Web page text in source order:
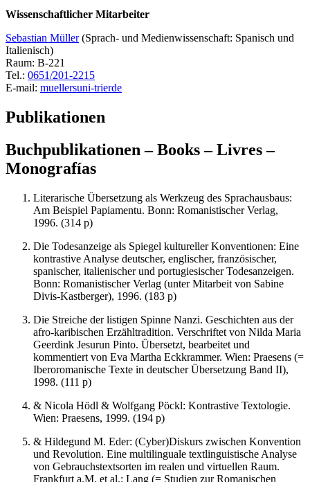
Wissenschaftlicher Mitarbeiter
Sebastian Müller(Sprach- und Medienwissenschaft: Spanisch und
Italienisch)
Raum: B-221
Tel.: 0651/201-2215
E-mail: muellersuni-trierde
Publikationen
Buchpublikationen – Books – Livres –
Monografías
Literarische Übersetzung als Werkzeug des Sprachausbaus:
Am Beispiel Papiamentu. Bonn: Romanistischer Verlag,
1996. (314 p)
Die Todesanzeige als Spiegel kultureller Konventionen: Eine
kontrastive Analyse deutscher, englischer, französischer,
spanischer, italienischer und portugiesischer Todesanzeigen.
Bonn: Romanistischer Verlag (unter Mitarbeit von Sabine
Divis-Kastberger), 1996. (183 p)
Die Streiche der listigen Spinne Nanzi. Geschichten aus der
afro-karibischen Erzähltradition. Verschriftet von Nilda Maria
Geerdink Jesurun Pinto. Übersetzt, bearbeitet und
kommentiert von Eva Martha Eckkrammer. Wien: Praesens (=
Iberoromanische Texte in deutscher Übersetzung Band II),
1998. (111 p)
& Nicola Hödl & Wolfgang Pöckl: Kontrastive Textologie.
Wien: Praesens, 1999. (194 p)
& Hildegund M. Eder: (Cyber)Diskurs zwischen Konvention
und Revolution. Eine multilinguale textlinguistische Analyse
von Gebrauchstextsorten im realen und virtuellen Raum.
Frankfurt a.M. et al.: Lang (= Studien zur Romanischen